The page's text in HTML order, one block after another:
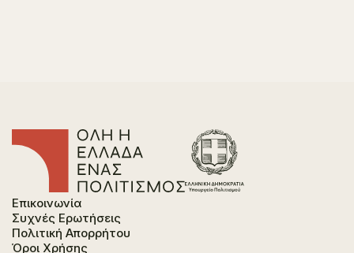
Επικοινωνία
Συχνές Ερωτήσεις
Πολιτική Απορρήτου
Όροι Χρήσης